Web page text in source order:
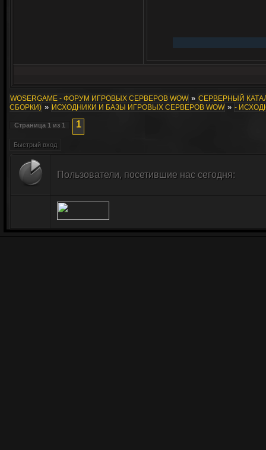
WOSERGAME - ФОРУМ ИГРОВЫХ СЕРВЕРОВ WOW » СЕРВЕРНЫЙ
СБОРКИ) » ИСХОДНИКИ И БАЗЫ ИГРОВЫХ СЕРВЕРОВ WOW » -
Страница 1 из 1 1
Пользователи, посетившие нас сегодня: